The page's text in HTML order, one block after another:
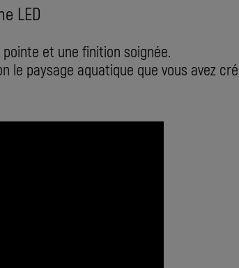
LED
et une finition soignée.
le paysage aquatique que vous avez